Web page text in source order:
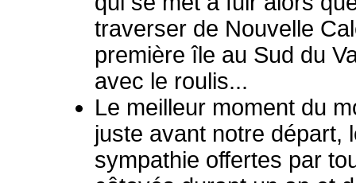
traverser de Nouvelle
première île au Sud du
avec le roulis...
Le meilleur moment du
juste avant notre départ,
sympathie offertes par